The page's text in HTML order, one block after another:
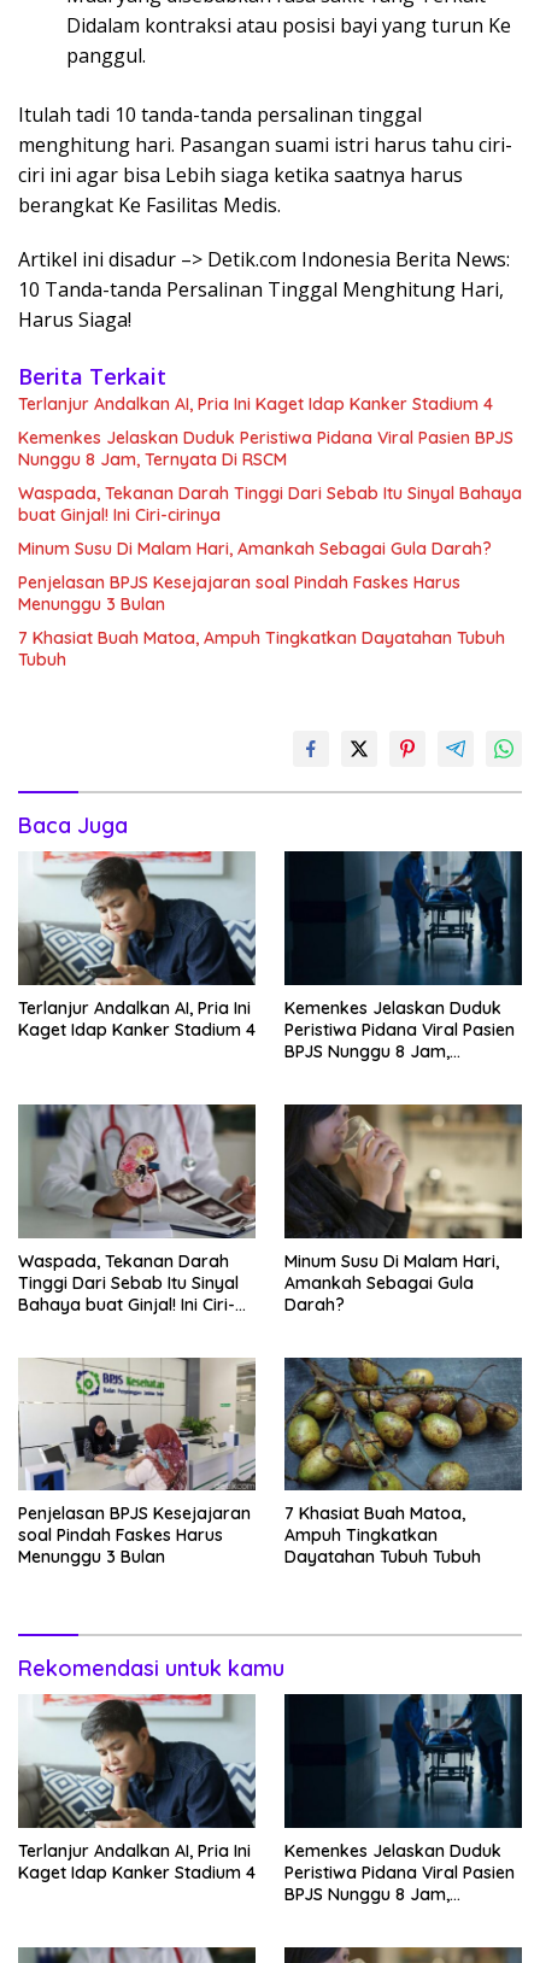
Didalam kontraksi atau posisi bayi yang turun Ke
panggul.
Itulah tadi 10 tanda-tanda persalinan tinggal
menghitung hari. Pasangan suami istri harus tahu ciri-
ciri ini agar bisa Lebih siaga ketika saatnya harus
berangkat Ke Fasilitas Medis.
Artikel ini disadur –> Detik.com Indonesia Berita News:
10 Tanda-tanda Persalinan Tinggal Menghitung Hari,
Harus Siaga!
Berita Terkait
Terlanjur Andalkan AI, Pria Ini Kaget Idap Kanker Stadium 4
Kemenkes Jelaskan Duduk Peristiwa Pidana Viral Pasien BPJS
Nunggu 8 Jam, Ternyata Di RSCM
Waspada, Tekanan Darah Tinggi Dari Sebab Itu Sinyal Bahaya
buat Ginjal! Ini Ciri-cirinya
Minum Susu Di Malam Hari, Amankah Sebagai Gula Darah?
Penjelasan BPJS Kesejajaran soal Pindah Faskes Harus
Menunggu 3 Bulan
7 Khasiat Buah Matoa, Ampuh Tingkatkan Dayatahan Tubuh
Tubuh
Baca Juga
Terlanjur Andalkan AI, Pria Ini
Kaget Idap Kanker Stadium 4
Kemenkes Jelaskan Duduk
Peristiwa Pidana Viral Pasien
BPJS Nunggu 8 Jam,
Waspada, Tekanan Darah
Tinggi Dari Sebab Itu Sinyal
Bahaya buat Ginjal! Ini Ciri-
Minum Susu Di Malam Hari,
Amankah Sebagai Gula
Darah?
Penjelasan BPJS Kesejajaran
soal Pindah Faskes Harus
Menunggu 3 Bulan
7 Khasiat Buah Matoa,
Ampuh Tingkatkan
Dayatahan Tubuh Tubuh
Rekomendasi untuk kamu
Terlanjur Andalkan AI, Pria Ini
Kaget Idap Kanker Stadium 4
Kemenkes Jelaskan Duduk
Peristiwa Pidana Viral Pasien
BPJS Nunggu 8 Jam,